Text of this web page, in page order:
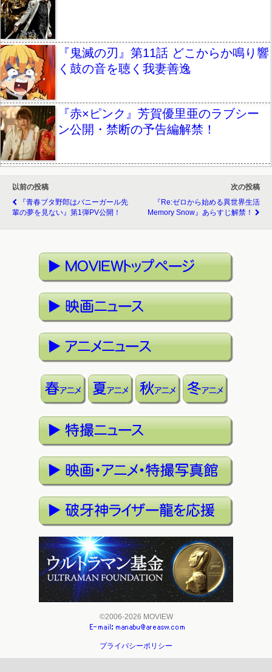
『鬼滅の刃』第11話 どこからか鳴り響
く鼓の音を聴く我妻善逸
『赤×ピンク』芳賀優里亜のラブシー
ン公開・禁断の予告編解禁！
以前の投稿
『青春ブタ野郎はバニーガール先
輩の夢を見ない』第1弾PV公開！
次の投稿
『Re:ゼロから始める異世界生活
Memory Snow』あらすじ解禁！
©2006-2026 MOVIEW
プライバシーポリシー